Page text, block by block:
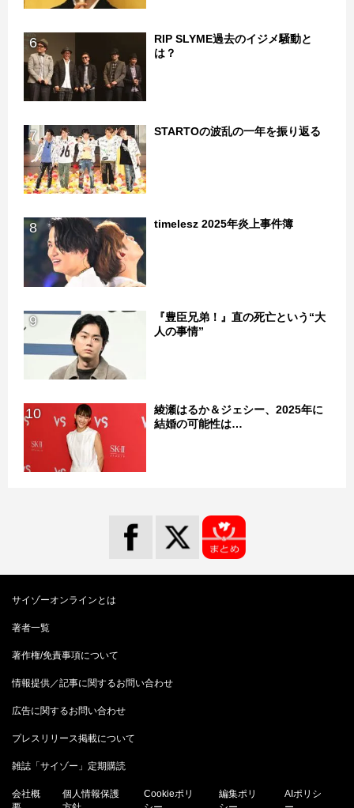
6
RIP SLYME過去のイジメ騒動と
は？
7 STARTOの波乱の一年を振り返る
8 timelesz 2025年炎上事件簿
9
『豊臣兄弟！』直の死亡という“大
人の事情”
10
綾瀬はるか＆ジェシー、2025年に
結婚の可能性は…
サイゾーオンラインとは
著者一覧
著作権/免責事項について
情報提供／記事に関するお問い合わせ
広告に関するお問い合わせ
プレスリリース掲載について
雑誌「サイゾー」定期購読
会社概
個人情報保護
Cookieポリ
編集ポリ
AIポリシ